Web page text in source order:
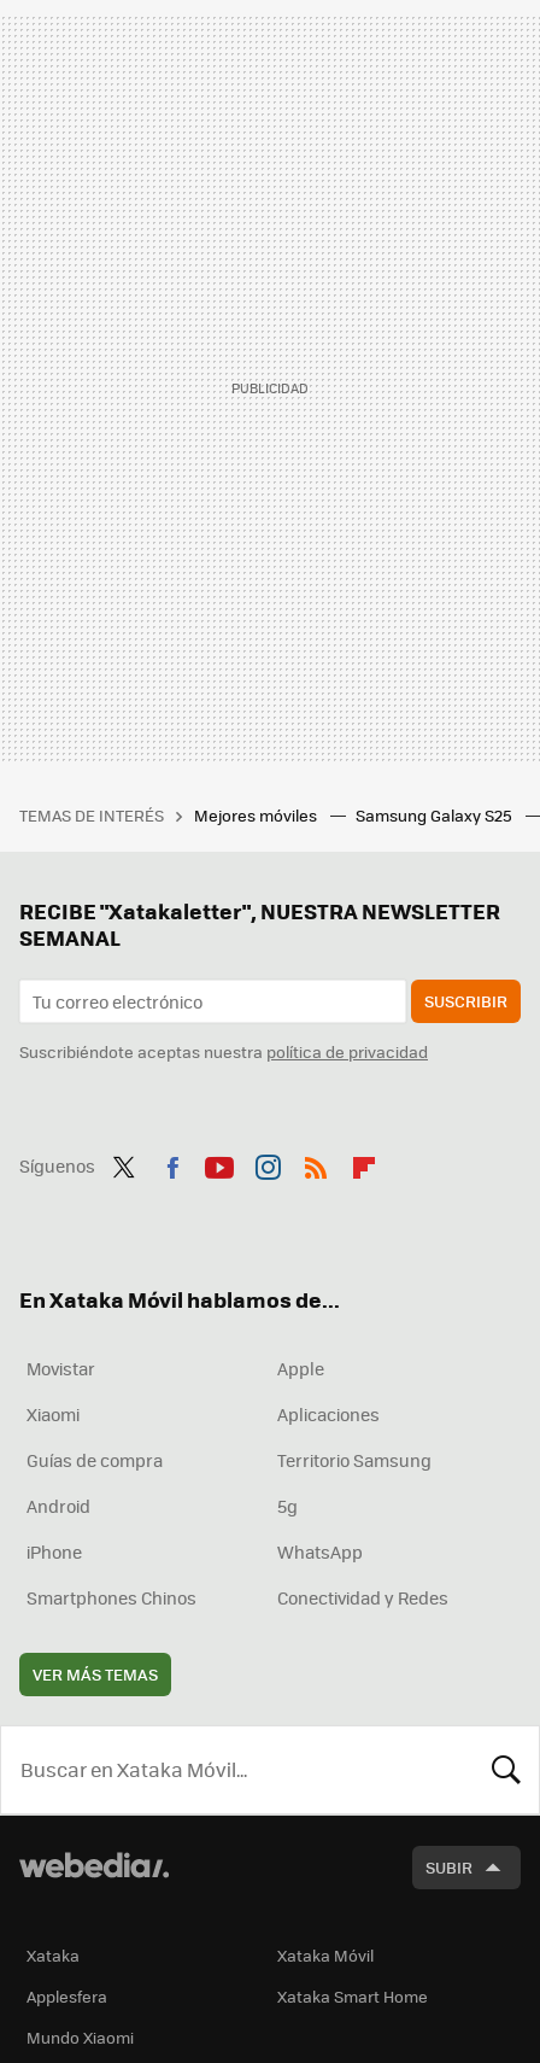
TEMAS DE INTERÉS Mejores móviles Samsung Galaxy S25
RECIBE "Xatakaletter", NUESTRA NEWSLETTER
SEMANAL
SUSCRIBIR
Suscribiéndote aceptas nuestra política de privacidad
Síguenos
En Xataka Móvil hablamos de...
Movistar
Apple
Xiaomi
Aplicaciones
Guías de compra
Territorio Samsung
Android
5g
iPhone
WhatsApp
Smartphones Chinos
Conectividad y Redes
VER MÁS TEMAS
SUBIR
Xataka
Xataka Móvil
Applesfera
Xataka Smart Home
Mundo Xiaomi